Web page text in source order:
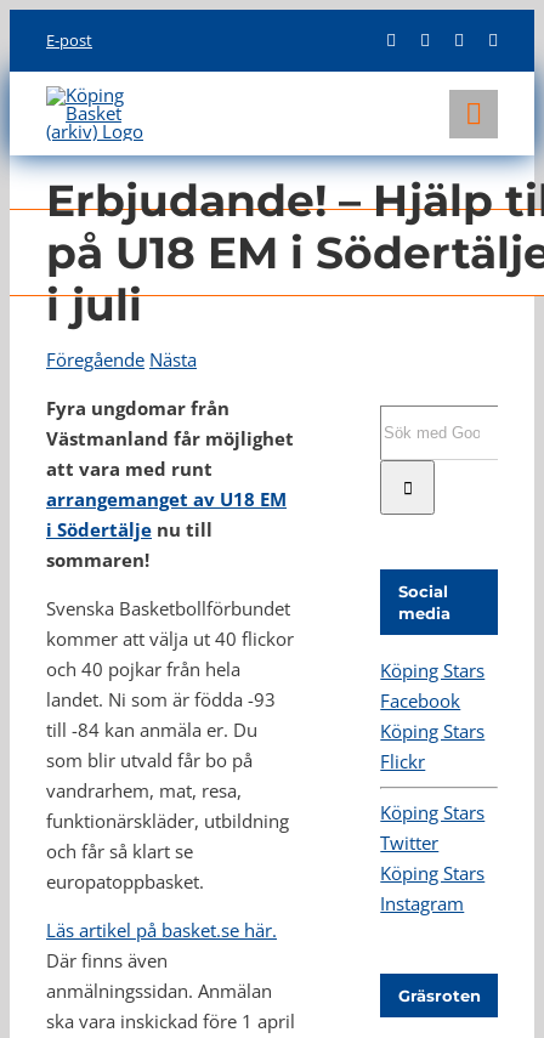
content
E-post
KLUBBEN
LAG
INFO
Erbjudande! – Hjälp
på U18 EM i
i juli
Föregående Nästa
Fyra ungdomar från
Västmanland får möjlighet
att vara med runt
arrangemanget av U18 EM
i Södertälje nu till
sommaren!
Svenska Basketbollförbundet
kommer att välja ut 40 flickor
och 40 pojkar från hela
landet. Ni som är födda -93
till -84 kan anmäla er. Du
som blir utvald får bo på
vandrarhem, mat, resa,
funktionärskläder, utbildning
och får så klart se
europatoppbasket.
Läs artikel på basket.se här.
Där finns även
anmälningssidan. Anmälan
ska vara inskickad före 1 april
Social
media
Köping Stars
Facebook
Köping Stars
Flickr
Köping Stars
Twitter
Köping Stars
Instagram
Gräsroten